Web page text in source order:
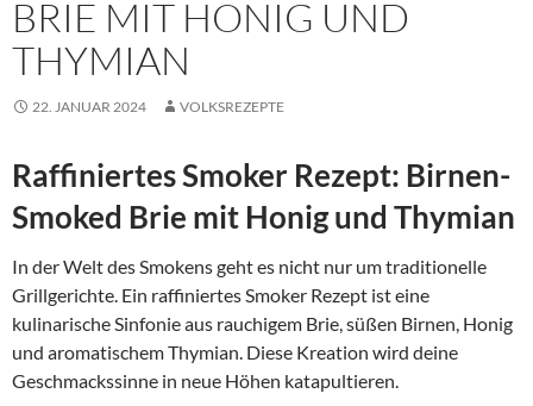
BRIE MIT HONIG UND
THYMIAN
22. JANUAR 2024 VOLKSREZEPTE
Raffiniertes Smoker Rezept: Birnen-
Smoked Brie mit Honig und Thymian
In der Welt des Smokens geht es nicht nur um traditionelle
Grillgerichte. Ein raffiniertes Smoker Rezept ist eine
kulinarische Sinfonie aus rauchigem Brie, süßen Birnen, Honig
und aromatischem Thymian. Diese Kreation wird deine
Geschmackssinne in neue Höhen katapultieren.